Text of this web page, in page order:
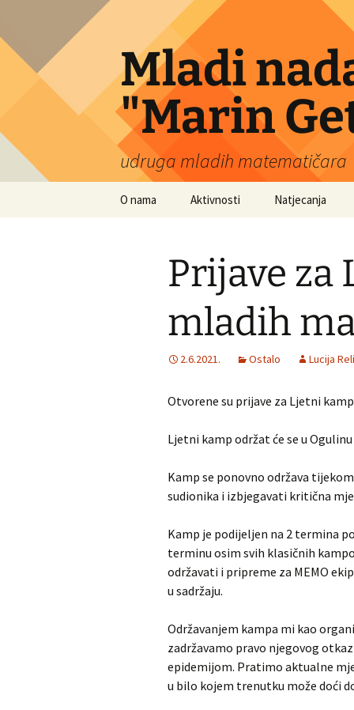
content
Mladi
"Marin
udruga mladih matematičara
O nama Aktivnosti
Matematička
konferencija 2025.
Zimska škola
Predavanja subotom
Matematika i škola
Adventski matematički
kviz
Natjecanja
Europski
Marinada
Náboj Junior
olimpijada
Iranska
olimpijada
Prijave za
mladih
2.6.2021. Ostalo Lucija
Otvorene su prijave za Ljetni
Ljetni kamp održat će se u Ogulinu
Kamp se ponovno održava
sudionika i izbjegavati kritična
Kamp je podijeljen na 2 termina
terminu osim svih klasičnih
održavati i pripreme za MEMO
u sadržaju.
Održavanjem kampa mi kao
zadržavamo pravo njegovog
epidemijom. Pratimo aktualne
u bilo kojem trenutku može doći